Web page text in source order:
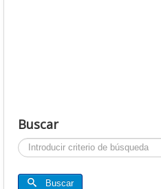
Buscar
Buscar...
Buscar